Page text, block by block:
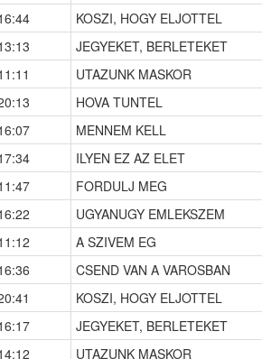
KOSZI, HOGY ELJOTTEL
JEGYEKET, BERLETEKET
UTAZUNK MASKOR
HOVA TUNTEL
MENNEM KELL
ILYEN EZ AZ ELET
FORDULJ MEG
UGYANUGY EMLEKSZEM
A SZIVEM EG
CSEND VAN A VAROSBAN
KOSZI, HOGY ELJOTTEL
JEGYEKET, BERLETEKET
UTAZUNK MASKOR